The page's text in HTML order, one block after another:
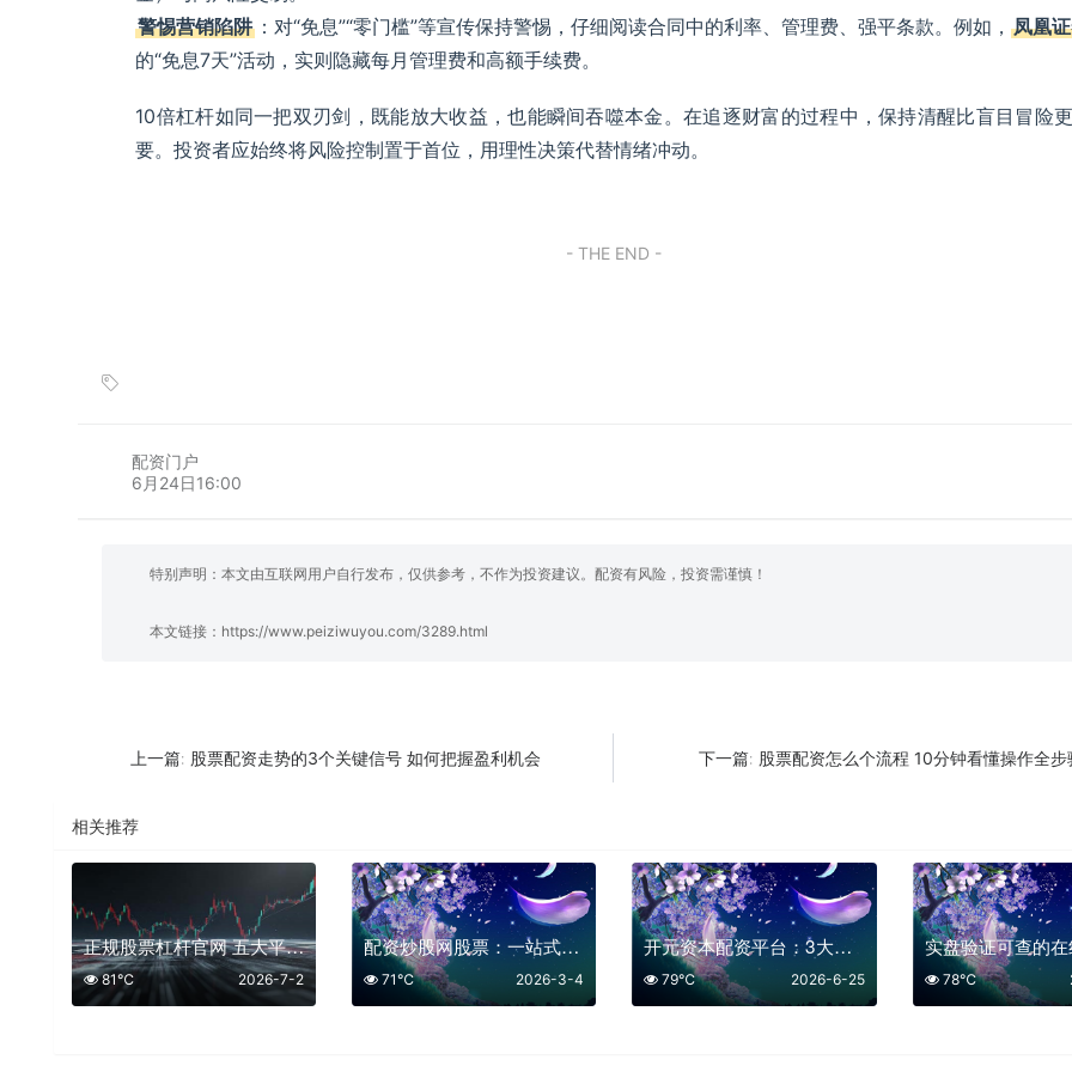
警惕营销陷阱 ：对“免息”“零门槛”等宣传保持警惕，仔细阅读合同中的利率、管理费、强平条款。例如，凤凰
的“免息7天”活动，实则隐藏每月管理费和高额手续费。
10倍杠杆如同一把双刃剑，既能放大收益，也能瞬间吞噬本金。在追逐财富的过程中，保持清醒比盲目冒险
要。投资者应始终将风险控制置于首位，用理性决策代替情绪冲动。
- THE END -
配资门户
6月24日16:00
特别声明：本文由互联网用户自行发布，仅供参考，不作为投资建议。配资有风险，投资需谨慎！
本文链接： https://www.peiziwuyou.com/3289.html
上一篇: 股票配资走势的3个关键信号 如何把握盈利机会 下一篇: 股票配资怎么个流程 10分钟看懂操作全步
相关推荐
正规股票杠杆官网 五大平台助力稳健投资
2026-7-2
81℃
配资炒股网股票：一站式掌握杠杆交易的核心要领
2026-3-4
71℃
开元资本配资平台：3大优势助你把握市场机遇
2026-6-25
79℃ 78℃